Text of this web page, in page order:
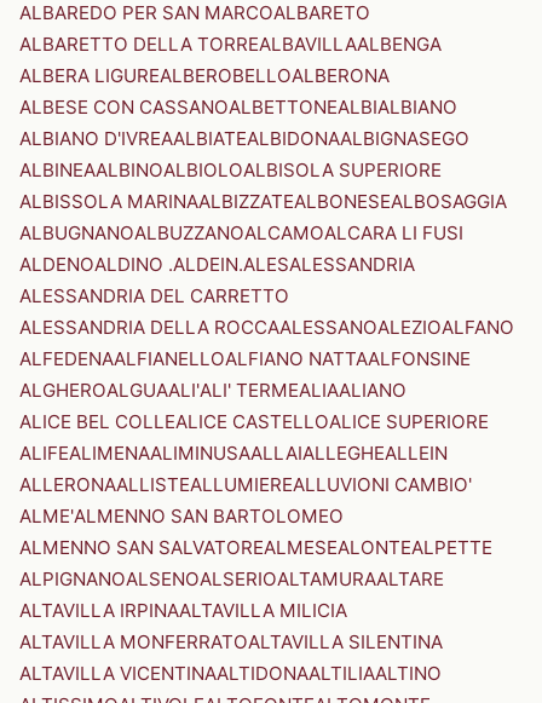
ALBAREDO PER SAN MARCOALBARETO
ALBARETTO DELLA TORREALBAVILLAALBENGA
ALBERA LIGUREALBEROBELLOALBERONA
ALBESE CON CASSANOALBETTONEALBIALBIANO
ALBIANO D'IVREAALBIATEALBIDONAALBIGNASEGO
ALBINEAALBINOALBIOLOALBISOLA SUPERIORE
ALBISSOLA MARINAALBIZZATEALBONESEALBOSAGGIA
ALBUGNANOALBUZZANOALCAMOALCARA LI FUSI
ALDENOALDINO .ALDEIN.ALESALESSANDRIA
ALESSANDRIA DEL CARRETTO
ALESSANDRIA DELLA ROCCAALESSANOALEZIOALFANO
ALFEDENAALFIANELLOALFIANO NATTAALFONSINE
ALGHEROALGUAALI'ALI' TERMEALIAALIANO
ALICE BEL COLLEALICE CASTELLOALICE SUPERIORE
ALIFEALIMENAALIMINUSAALLAIALLEGHEALLEIN
ALLERONAALLISTEALLUMIEREALLUVIONI CAMBIO'
ALME'ALMENNO SAN BARTOLOMEO
ALMENNO SAN SALVATOREALMESEALONTEALPETTE
ALPIGNANOALSENOALSERIOALTAMURAALTARE
ALTAVILLA IRPINAALTAVILLA MILICIA
ALTAVILLA MONFERRATOALTAVILLA SILENTINA
ALTAVILLA VICENTINAALTIDONAALTILIAALTINO